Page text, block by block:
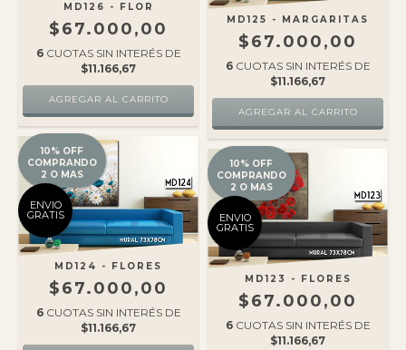
MD126 - FLOR
$67.000,00
6 CUOTAS SIN INTERÉS DE
$11.166,67
MD125 - MARGARITAS
$67.000,00
6 CUOTAS SIN INTERÉS DE
$11.166,67
10% OFF
COMPRANDO
2 O MAS
ENVIO
GRATIS
MD124 - FLORES
$67.000,00
6 CUOTAS SIN INTERÉS DE
$11.166,67
10% OFF
COMPRANDO
2 O MAS
ENVIO
GRATIS
MD123 - FLORES
$67.000,00
6 CUOTAS SIN INTERÉS DE
$11.166,67